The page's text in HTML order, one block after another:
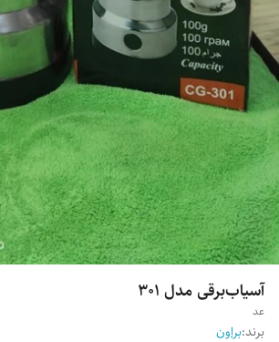
آسیاب‌برقی‌ مدل 301
عد
برند:براون